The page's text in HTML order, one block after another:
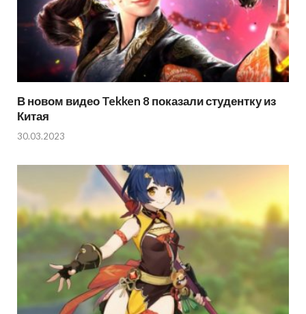
В новом видео Tekken 8 показали студентку из
Китая
30.03.2023